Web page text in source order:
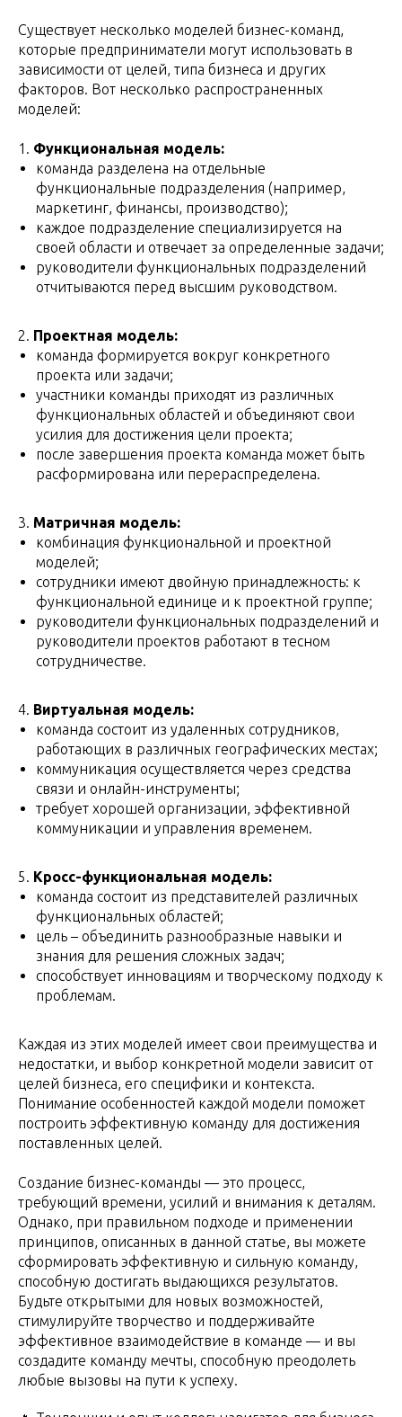
Существует несколько моделей бизнес-команд,
которые предприниматели могут использовать в
зависимости от целей, типа бизнеса и других
факторов. Вот несколько распространенных
моделей:
1. Функциональная модель:
команда разделена на отдельные
функциональные подразделения (например,
маркетинг, финансы, производство);
каждое подразделение специализируется на
своей области и отвечает за определенные задачи;
руководители функциональных подразделений
отчитываются перед высшим руководством.
2. Проектная модель:
команда формируется вокруг конкретного
проекта или задачи;
участники команды приходят из различных
функциональных областей и объединяют свои
усилия для достижения цели проекта;
после завершения проекта команда может быть
расформирована или перераспределена.
3. Матричная модель:
комбинация функциональной и проектной
моделей;
сотрудники имеют двойную принадлежность: к
функциональной единице и к проектной группе;
руководители функциональных подразделений и
руководители проектов работают в тесном
сотрудничестве.
4. Виртуальная модель:
команда состоит из удаленных сотрудников,
работающих в различных географических местах;
коммуникация осуществляется через средства
связи и онлайн-инструменты;
требует хорошей организации, эффективной
коммуникации и управления временем.
5. Кросс-функциональная модель:
команда состоит из представителей различных
функциональных областей;
цель – объединить разнообразные навыки и
знания для решения сложных задач;
способствует инновациям и творческому подходу к
проблемам.
Каждая из этих моделей имеет свои преимущества и
недостатки, и выбор конкретной модели зависит от
целей бизнеса, его специфики и контекста.
Понимание особенностей каждой модели поможет
построить эффективную команду для достижения
поставленных целей.
Создание бизнес-команды — это процесс,
требующий времени, усилий и внимания к деталям.
Однако, при правильном подходе и применении
принципов, описанных в данной статье, вы можете
сформировать эффективную и сильную команду,
способную достигать выдающихся результатов.
Будьте открытыми для новых возможностей,
стимулируйте творчество и поддерживайте
эффективное взаимодействие в команде — и вы
создадите команду мечты, способную преодолеть
любые вызовы на пути к успеху.